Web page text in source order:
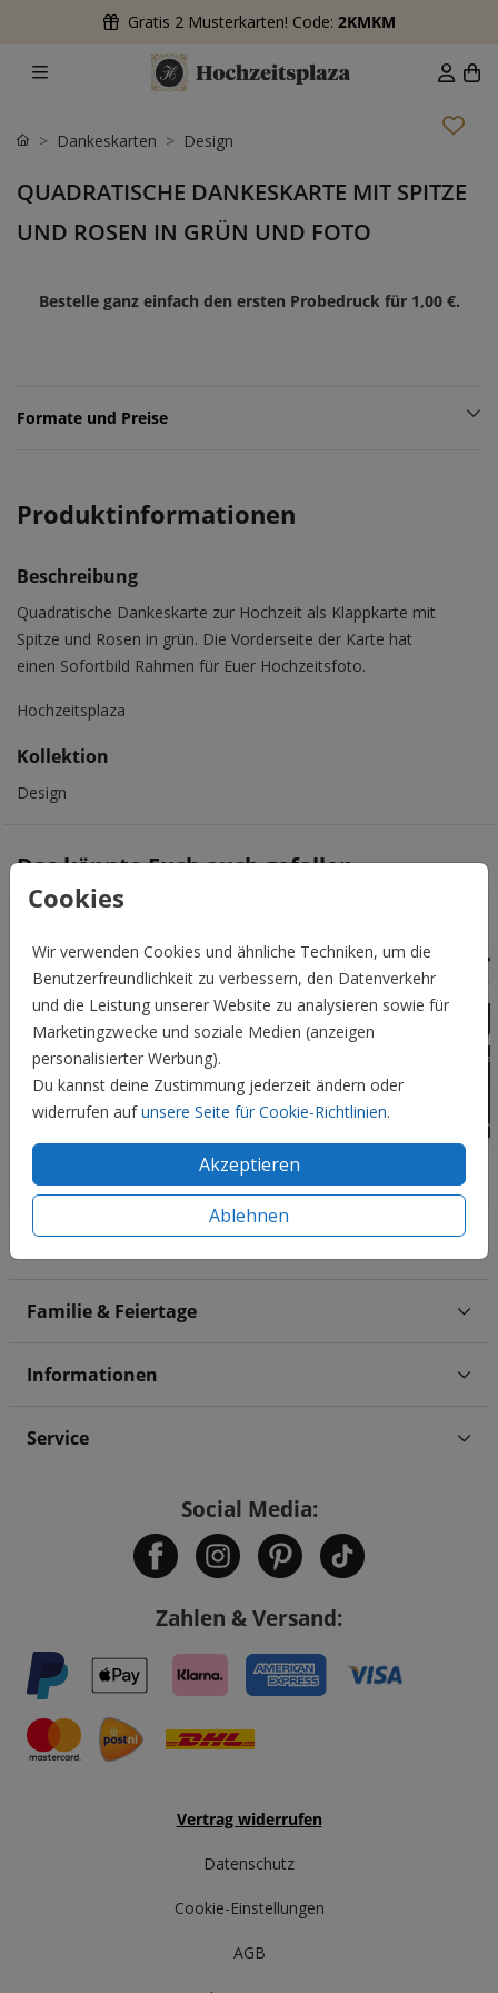
Gratis 2 Musterkarten! Code: 2KMKM
Cookies
Wir verwenden Cookies und ähnliche Techniken, um die
Benutzerfreundlichkeit zu verbessern, den Datenverkehr
und die Leistung unserer Website zu analysieren sowie für
Marketingzwecke und soziale Medien (anzeigen
personalisierter Werbung).
Du kannst deine Zustimmung jederzeit ändern oder
widerrufen aufunsere Seite für Cookie-Richtlinien.
Akzeptieren
Ablehnen
Dankeskarten Design
QUADRATISCHE DANKESKARTE MIT SPITZE
UND ROSEN IN GRÜN UND FOTO
Bestelle ganz einfach den ersten Probedruck für 1,00 €.
Formate und Preise
Produktinformationen
Beschreibung
Quadratische Dankeskarte zur Hochzeit als Klappkarte mit
Spitze und Rosen in grün. Die Vorderseite der Karte hat
einen Sofortbild Rahmen für Euer Hochzeitsfoto.
Hochzeitsplaza
Kollektion
Design
Das könnte Euch auch gefallen
Familie & Feiertage
Informationen
Service
Social Media:
Zahlen & Versand:
Vertrag widerrufen
Datenschutz
Cookie-Einstellungen
AGB